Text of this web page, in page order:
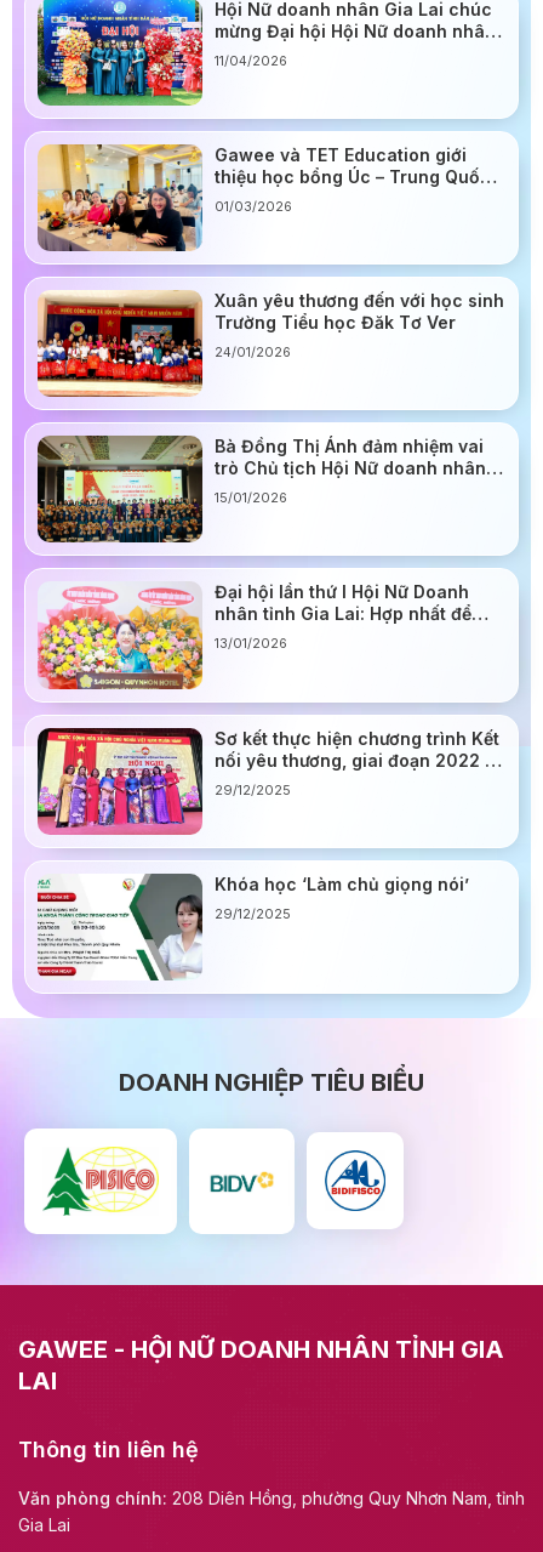
Hội Nữ doanh nhân Gia Lai chúc
mừng Đại hội Hội Nữ doanh nhân
Đắk Lắk
11/04/2026
Gawee và TET Education giới
thiệu học bổng Úc – Trung Quốc
2026
01/03/2026
Xuân yêu thương đến với học sinh
Trường Tiểu học Đăk Tơ Ver
24/01/2026
Bà Đồng Thị Ánh đảm nhiệm vai
trò Chủ tịch Hội Nữ doanh nhân
tỉnh Gia Lai
15/01/2026
Đại hội lần thứ I Hội Nữ Doanh
nhân tỉnh Gia Lai: Hợp nhất để
mạnh hơn, đồng hành để đi xa
13/01/2026
Sơ kết thực hiện chương trình Kết
nối yêu thương, giai đoạn 2022 –
2024
29/12/2025
Khóa học ‘Làm chủ giọng nói’
29/12/2025
DOANH NGHIỆP TIÊU BIỂU
GAWEE - HỘI NỮ DOANH NHÂN TỈNH GIA
LAI
Thông tin liên hệ
Văn phòng chính: 208 Diên Hồng, phường Quy Nhơn Nam, tỉnh
Gia Lai